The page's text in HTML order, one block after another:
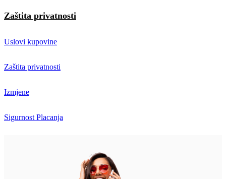
Zaštita privatnosti
Uslovi kupovine
Zaštita privatnosti
Izmjene
Sigurnost Placanja